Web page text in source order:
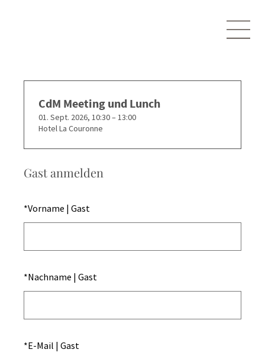
Gast anmelden
*Vorname | Gast
*Nachname | Gast
*E-Mail | Gast
CdM Meeting und Lunch
01. Sept. 2026, 10:30 – 13:00
Hotel La Couronne